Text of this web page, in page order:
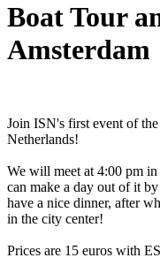
Boat Tour
Amsterdam
Join ISN's first event of
Netherlands!
We will meet at 4:00 pm
can make a day out of it
have a nice dinner, after
in the city center!
Prices are 15 euros with